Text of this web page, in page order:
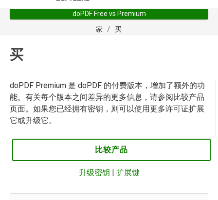
doPDF Free vs Premium
家
买
买
doPDF Premium 是 doPDF 的付费版本，增加了额外的功
能。有关每个版本之间差异的更多信息，请参阅比较产品
页面。如果您已经拥有密钥，则可以使用更多许可证扩展
它或升级它。
比较产品
升级密钥 | 扩展键